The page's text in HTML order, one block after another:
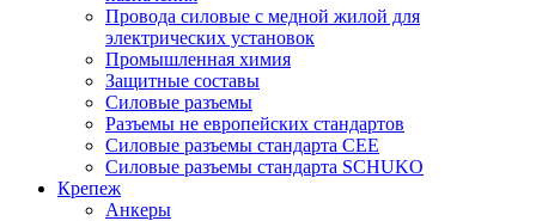
Провода силовые с медной жилой для
электрических установок
Промышленная химия
Защитные составы
Силовые разъемы
Разъемы не европейских стандартов
Силовые разъемы стандарта CEE
Силовые разъемы стандарта SCHUKO
Крепеж
Анкеры